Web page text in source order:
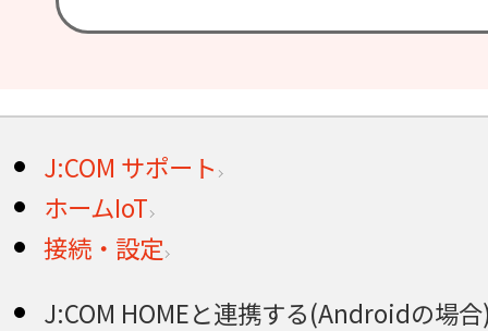
J:COM サポート
ホームIoT
接続・設定
J:COM HOMEと連携する(Androidの場